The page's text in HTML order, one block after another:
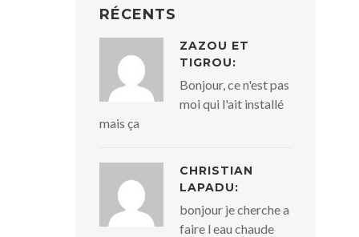
RÉCENTS
ZAZOU ET
TIGROU:
Bonjour, ce n'est pas
moi qui l'ait installé
mais ça
CHRISTIAN
LAPADU:
bonjour je cherche a
faire l eau chaude